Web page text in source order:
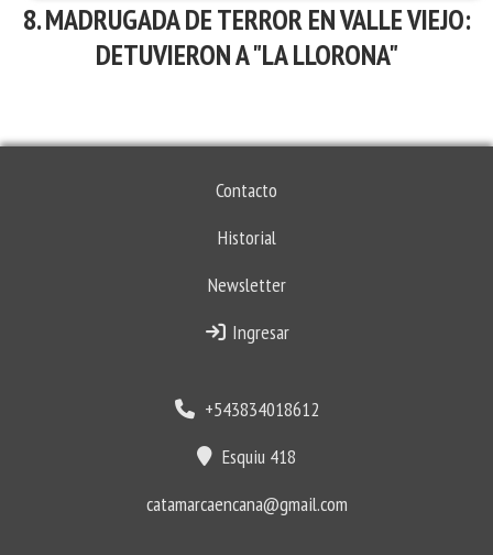
MADRUGADA DE TERROR EN VALLE VIEJO:
DETUVIERON A "LA LLORONA"
Contacto
Historial
Newsletter
Ingresar
+543834018612
Esquiu 418
catamarcaencana@gmail.com